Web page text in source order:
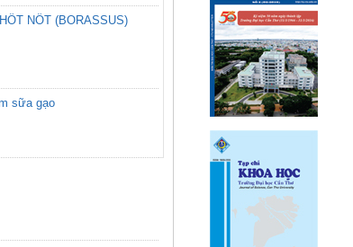
NỐT (BORASSUS)
sữa gạo